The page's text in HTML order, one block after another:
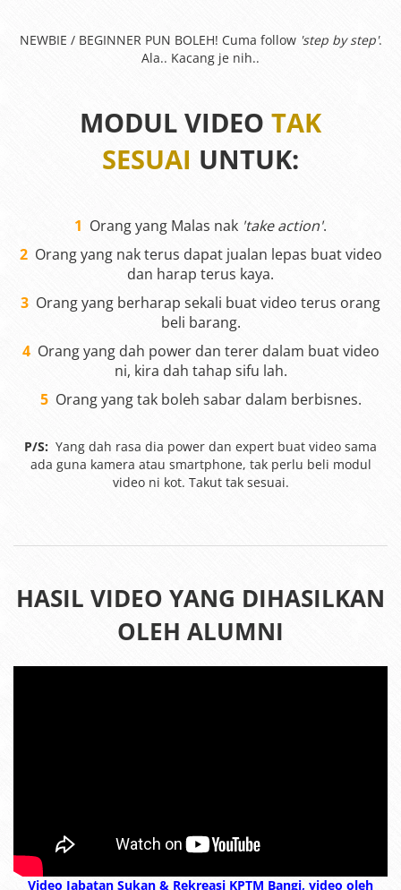
NEWBIE / BEGINNER PUN BOLEH! Cuma follow 'step by step'.
Ala.. Kacang je nih..
MODUL VIDEO TAK
SESUAI UNTUK:
1 Orang yang Malas nak 'take action'.
2 Orang yang nak terus dapat jualan lepas buat video
dan harap terus kaya.
3 Orang yang berharap sekali buat video terus orang
beli barang.
4 Orang yang dah power dan terer dalam buat video
ni, kira dah tahap sifu lah.
5 Orang yang tak boleh sabar dalam berbisnes.
P/S: Yang dah rasa dia power dan expert buat video sama
ada guna kamera atau smartphone, tak perlu beli modul
video ni kot. Takut tak sesuai.
HASIL VIDEO YANG DIHASILKAN
OLEH ALUMNI
Video Jabatan Sukan & Rekreasi KPTM Bangi, video oleh